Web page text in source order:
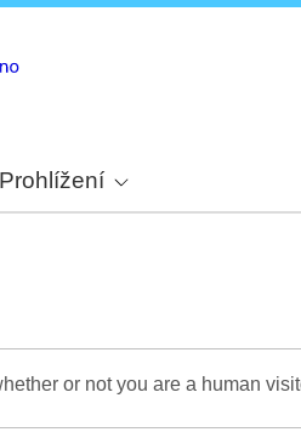
Prohlížení
or not you are a human